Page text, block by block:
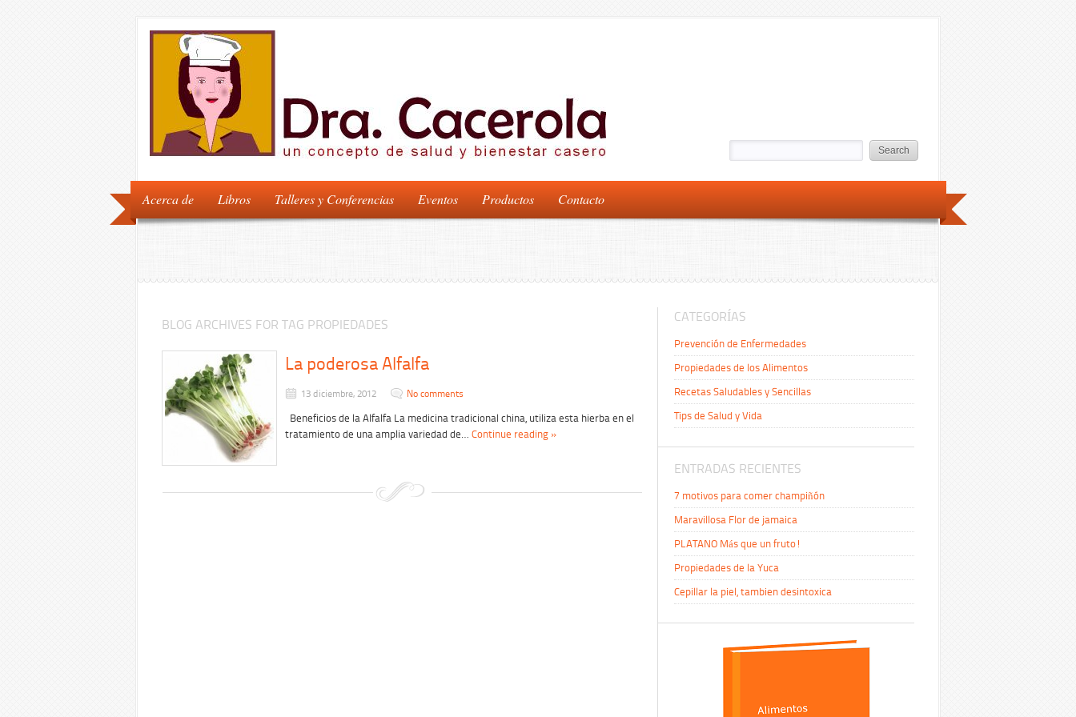
Acerca de Libros Talleres y Conferencias Eventos Productos Contacto
BLOG ARCHIVES FOR TAG PROPIEDADES
La poderosa Alfalfa
13 diciembre, 2012 No comments
Beneficios de la Alfalfa La medicina tradicional china, utiliza esta hierba en el
tratamiento de una amplia variedad de… Continue reading »
CATEGORÍAS
Prevención de Enfermedades
Propiedades de los Alimentos
Recetas Saludables y Sencillas
Tips de Salud y Vida
ENTRADAS RECIENTES
7 motivos para comer champiñón
Maravillosa Flor de jamaica
PLATANO Más que un fruto!
Propiedades de la Yuca
Cepillar la piel, tambien desintoxica